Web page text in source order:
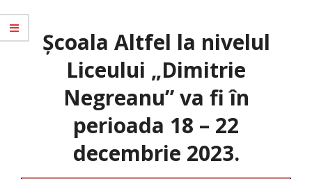
Școala Altfel la nivelul
Liceului „Dimitrie
Negreanu” va fi în
perioada 18 – 22
decembrie 2023.